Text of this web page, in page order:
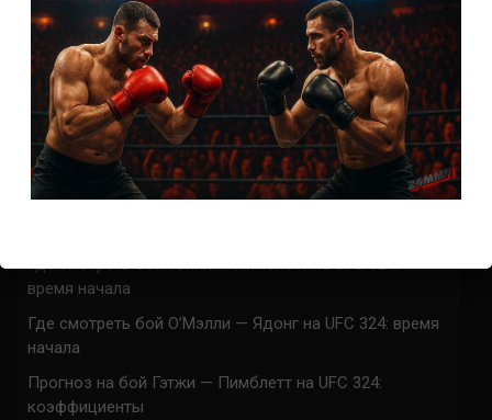
СВЕЖИЕ ЗАПИСИ
ACA 200 прямая трансляция
Марафон боев UFC 325 прямая трансляция
UFC 324 прямая трансляция
Где смотреть бой Гэтжи — Пимблетт на UFC 324:
время начала
Где смотреть бой О’Мэлли — Ядонг на UFC 324: время
начала
Прогноз на бой Гэтжи — Пимблетт на UFC 324:
коэффициенты